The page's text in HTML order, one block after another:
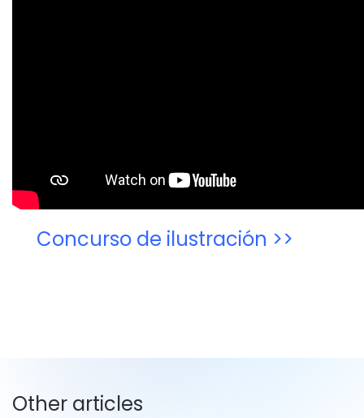
Concurso de ilustración >>
Other articles